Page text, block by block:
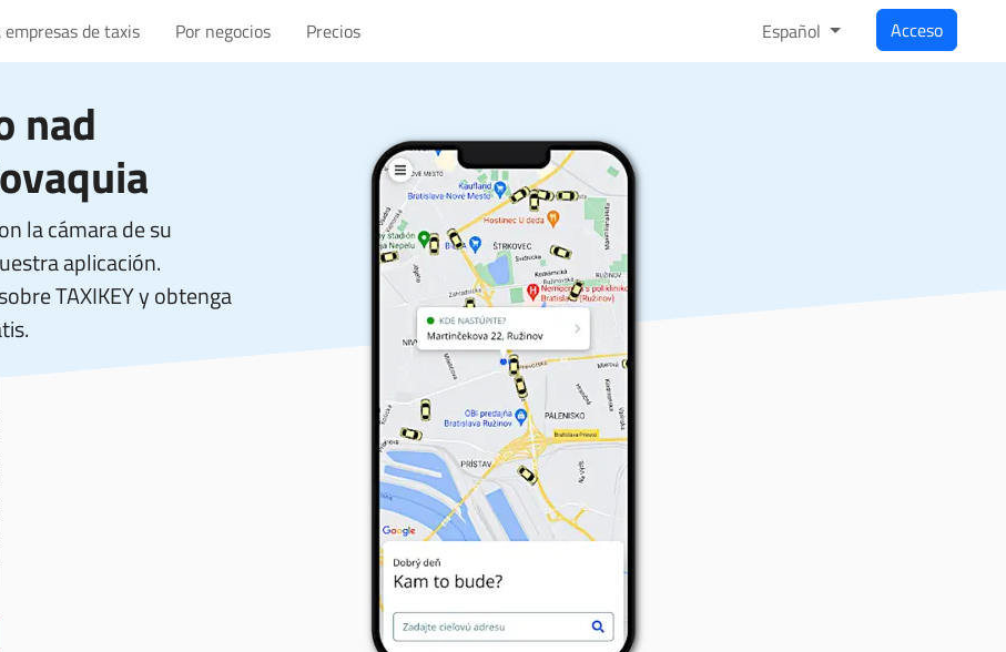
empresas de taxis Por negocios Precios Español Acceso
nad
la cámara de su
aplicación.
TAXIKEY y obtenga